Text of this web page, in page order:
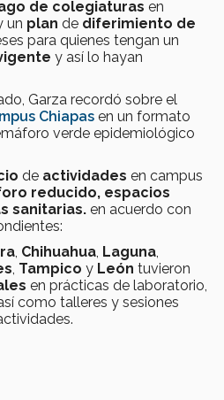
de colegiaturas en
un plan de diferimiento de
para quienes tengan un
y así lo hayan
Garza recordó sobre el
Chiapas en un formato
verde epidemiológico
de actividades en campus
reducido, espacios
sanitarias. en acuerdo con
, Chihuahua, Laguna,
, Tampico y León tuvieron
en prácticas de laboratorio,
como talleres y sesiones